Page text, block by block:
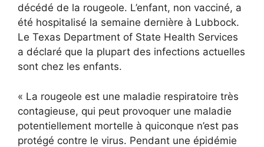
décédé de la rougeole. L’enfant, non vacciné, a
été hospitalisé la semaine dernière à Lubbock.
Le Texas Department of State Health Services
a déclaré que la plupart des infections actuelles
sont chez les enfants.
« La rougeole est une maladie respiratoire très
contagieuse, qui peut provoquer une maladie
potentiellement mortelle à quiconque n’est pas
protégé contre le virus. Pendant une épidémie